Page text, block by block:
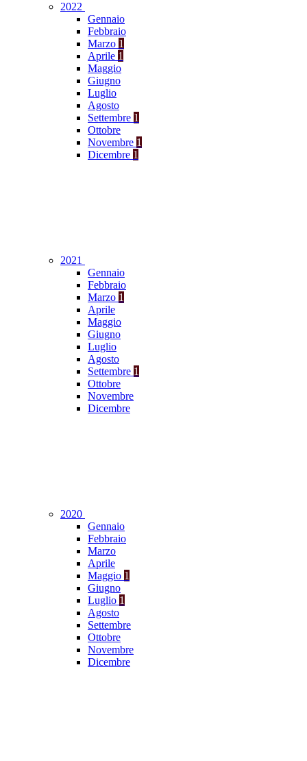
2022
Gennaio
Febbraio
Marzo 1
Aprile 1
Maggio
Giugno
Luglio
Agosto
Settembre 1
Ottobre
Novembre 1
Dicembre 1
2021
Gennaio
Febbraio
Marzo 1
Aprile
Maggio
Giugno
Luglio
Agosto
Settembre 1
Ottobre
Novembre
Dicembre
2020
Gennaio
Febbraio
Marzo
Aprile
Maggio 1
Giugno
Luglio 1
Agosto
Settembre
Ottobre
Novembre
Dicembre